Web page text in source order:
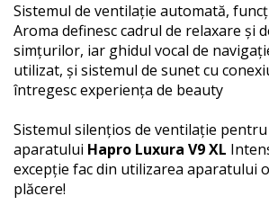
Sistemul de ventilaţie automată,
Aroma definesc cadrul de relaxare şi
simţurilor, iar ghidul vocal de
utilizat, şi sistemul de sunet cu
întregesc experienţa de beauty
Sistemul silenţios de ventilaţie
aparatului Hapro Luxura V9 XL
excepţie fac din utilizarea aparatului
plăcere!